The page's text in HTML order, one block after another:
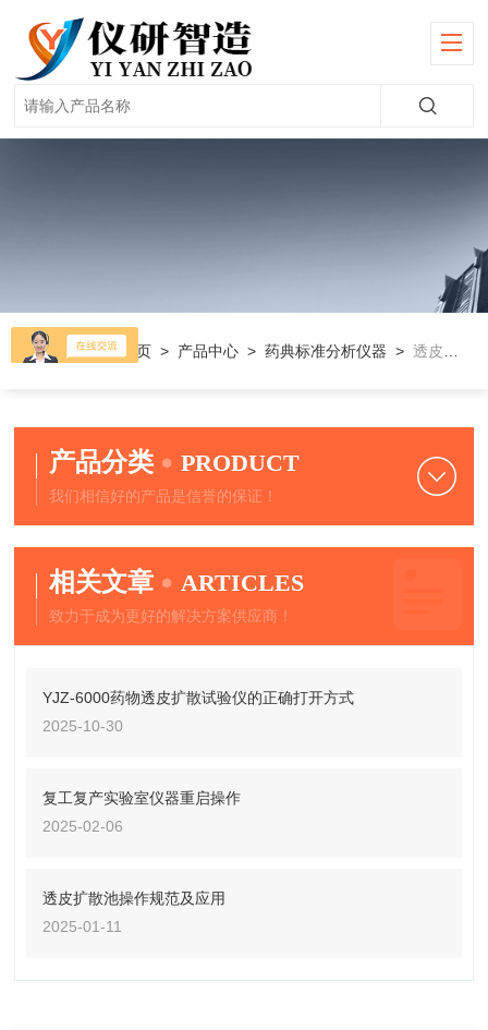
当前位置： 首页 > 产品中心 >药典标准分析仪器 >透皮扩散仪
产品分类 PRODUCT
我们相信好的产品是信誉的保证！
相关文章 ARTICLES
致力于成为更好的解决方案供应商！
YJZ-6000药物透皮扩散试验仪的正确打开方式
2025-10-30
复工复产实验室仪器重启操作
2025-02-06
透皮扩散池操作规范及应用
2025-01-11